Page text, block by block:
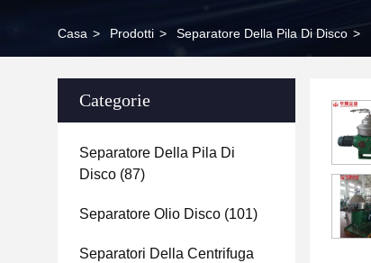
Casa > Prodotti > Separatore Della Pila Di Disco >
Categorie
Separatore Della Pila Di
Disco (87)
Separatore Olio Disco (101)
Separatori Della Centrifuga